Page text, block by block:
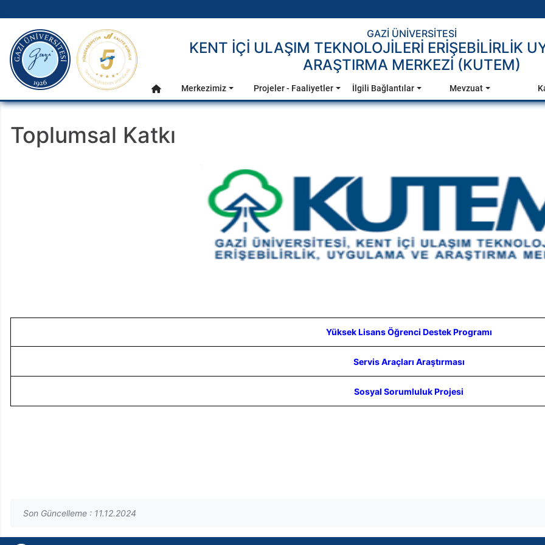
Ana Menü
gazi.edu.tr GAZİ ÜNİVERSİTESİ
KENT İÇİ ULAŞIM TEKNOLOJİLERİ ERİŞEBİLİRLİK
ARAŞTIRMA MERKEZİ (KUTEM)
Anasayfa
Merkezimiz Projeler - Faaliyetler İlgili Bağlantılar Mevzuat
Toplumsal Katkı
Yüksek Lisans Öğrenci Destek Programı
Servis Araçları Araştırması
Sosyal Sorumluluk Projesi
Son Güncelleme : 11.12.2024